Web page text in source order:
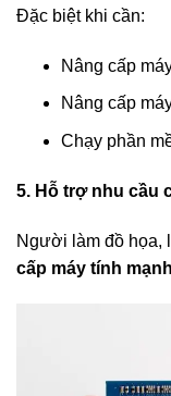
Đặc biệt khi cần:
Nâng cấp
Nâng cấp
Chạy phần
5. Hỗ trợ nhu cầu
Người làm đồ họa,
cấp máy tính